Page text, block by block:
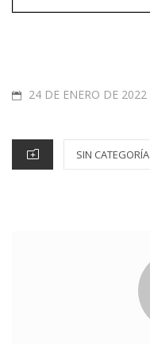
24 DE ENERO DE 2022
SIN CATEGORÍA